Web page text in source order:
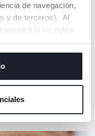
de navegación,
y de terceros). Al
la recogida
más información
de todas o
detalles". Al
en utilizar